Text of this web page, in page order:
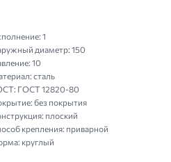
1
диаметр: 150
10
сталь
ГОСТ 12820-80
без покрытия
плоский
крепления: приварной
круглый